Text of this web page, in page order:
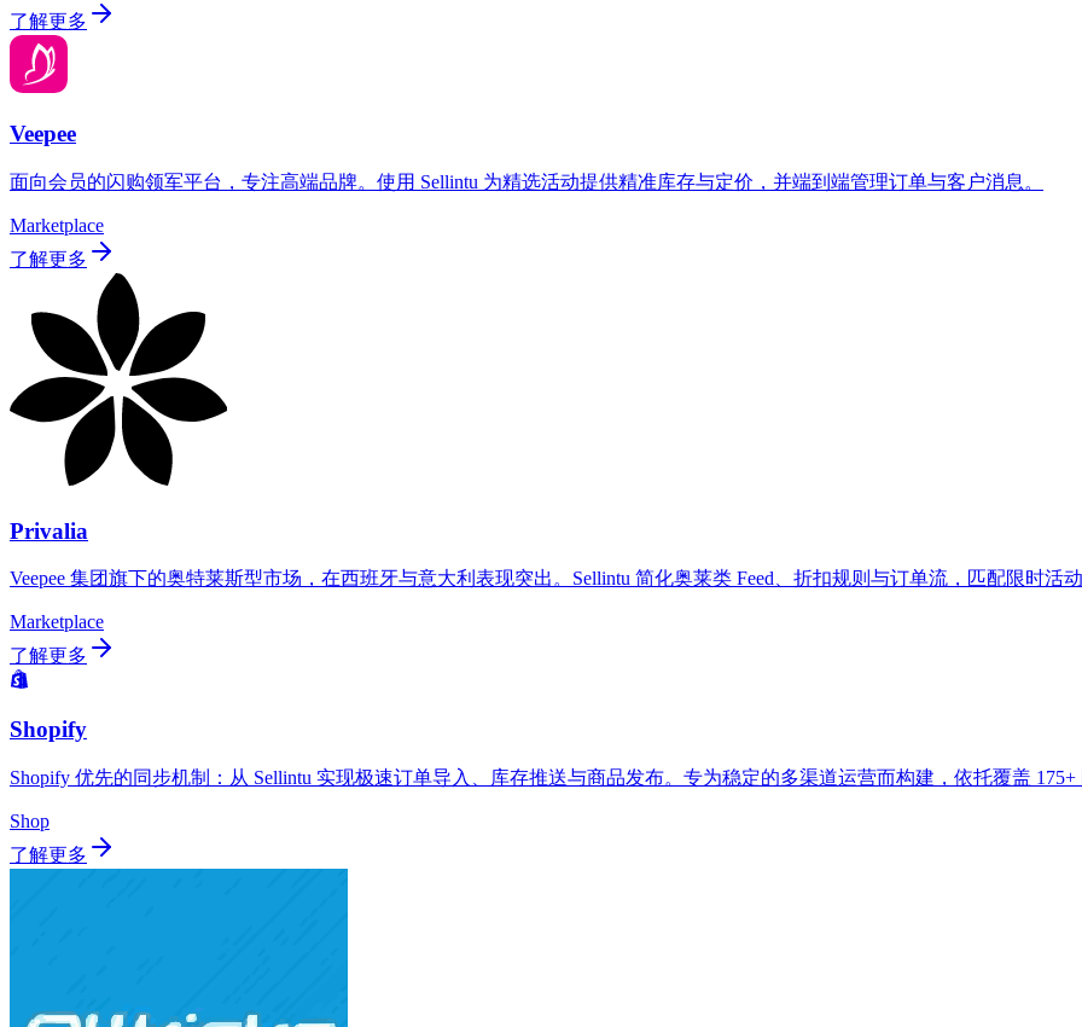
了解更多
Veepee
面向会员的闪购领军平台，专注高端品牌。使用 Sellintu 为精选活动提供精准库存与定价，并端到端管理订单与客户消息。
Marketplace
了解更多
Privalia
Veepee 集团旗下的奥特莱斯型市场，在西班牙与意大利表现突出。Sellintu 简化奥莱类 Feed、折扣规则与订单流，匹配限时活动
Marketplace
了解更多
Shopify
Shopify 优先的同步机制：从 Sellintu 实现极速订单导入、库存推送与商品发布。专为稳定的多渠道运营而构建，依托覆盖 175+
Shop
了解更多